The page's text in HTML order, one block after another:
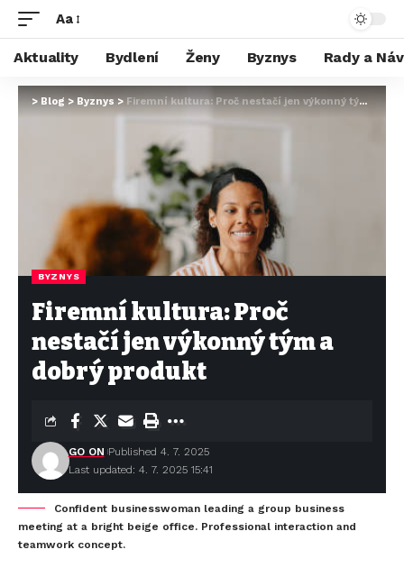
Aa
Aktuality Bydlení Ženy Byznys Rady a
> Blog >Byznys> Firemní kultura: Proč nestačí jen výkonný tým a dobrý produkt
BYZNYS
Firemní kultura: Proč
nestačí jen výkonný tým a
dobrý produkt
Last updated: 4. 7. 2025 15:41
GO ON Published 4. 7. 2025
Confident businesswoman leading a group business
meeting at a bright beige office. Professional interaction and
teamwork concept.